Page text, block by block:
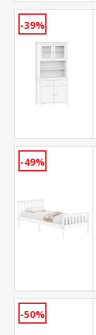
-39%
-49%
-50%